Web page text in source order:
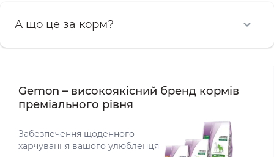
А що це за корм?
Gemon – високоякісний бренд кормів
преміального рівня
Забезпечення щоденного
харчування вашого улюбленця